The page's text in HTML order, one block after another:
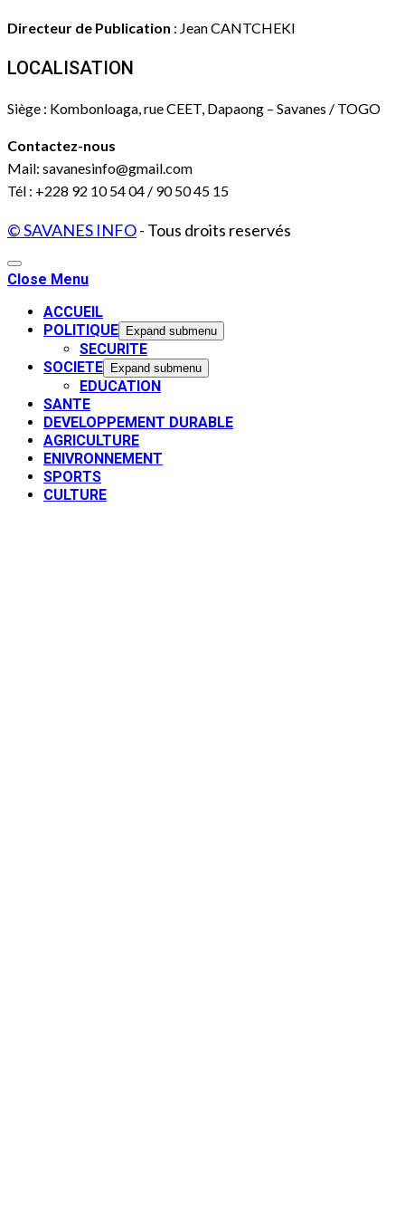
Directeur de Publication : Jean CANTCHEKI
LOCALISATION
Siège : Kombonloaga, rue CEET, Dapaong – Savanes / TOGO
Contactez-nous
Mail: savanesinfo@gmail.com
Tél : +228 92 10 54 04 / 90 50 45 15
© SAVANES INFO- Tous droits reservés
Close Menu
ACCUEIL
POLITIQUE
Expand submenu
SECURITE
SOCIETE
Expand submenu
EDUCATION
SANTE
DEVELOPPEMENT DURABLE
AGRICULTURE
ENIVRONNEMENT
SPORTS
CULTURE